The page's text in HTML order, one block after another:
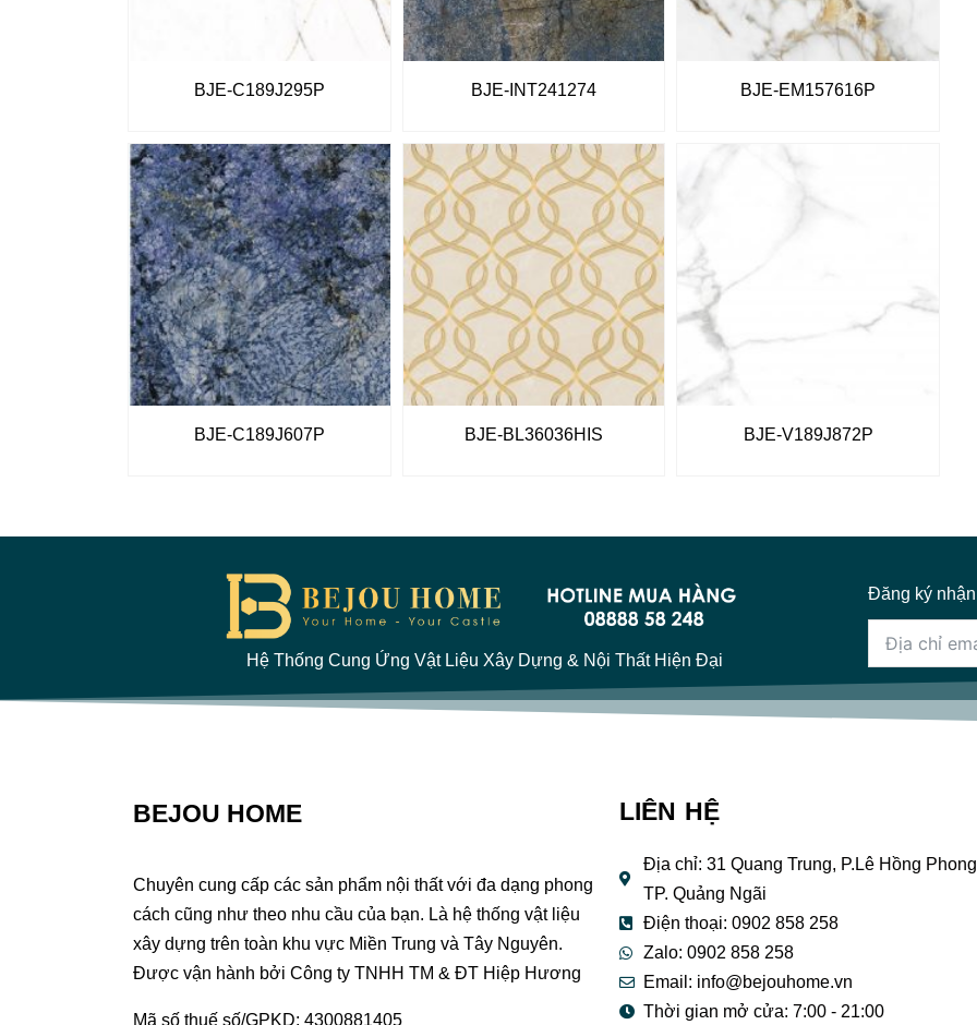
BJE-C189J295P BJE-INT241274 BJE-EM157616P
BJE-C189J607P BJE-BL36036HIS BJE-V189J872P
Ngãi | Cập nhật mới nhất 2022
Hệ Thống Cung Ứng Vật Liệu Xây Dựng & Nội Thất Hiện Đại
Đăng ký
BEJOU HOME
Chuyên cung cấp các sản phẩm nội thất với đa dạng phong
cách cũng như theo nhu cầu của bạn. Là hệ thống vật liệu
xây dựng trên toàn khu vực Miền Trung và Tây Nguyên.
Được vận hành bởi Công ty TNHH TM & ĐT Hiệp Hương
Mã số thuế số/GPKD: 4300881405
LIÊN HỆ
Địa chỉ: 31 Quang Trung, P.Lê Hồng
TP. Quảng Ngãi
Điện thoại: 0902 858 258
Zalo: 0902 858 258
Email: info@bejouhome.vn
Thời gian mở cửa: 7:00 - 21:00